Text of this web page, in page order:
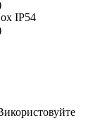
IP54